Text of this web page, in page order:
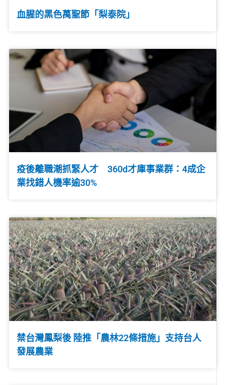
血腥的黑色萬聖節「梨泰院」
疫後離職潮抓緊人才 360d才庫事業群：4成企
業找錯人機率逾30%
禁台灣鳳梨後 陸推「農林22條措施」支持台人
發展農業